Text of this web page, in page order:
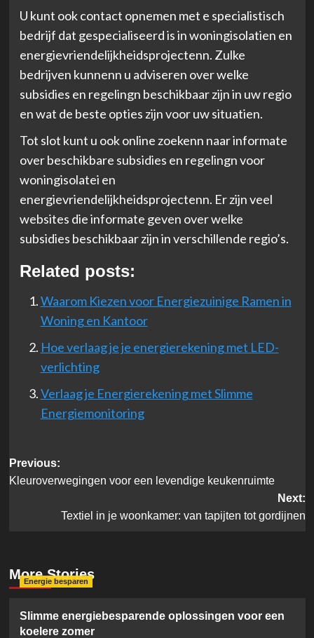
U kunt ook contact opnemen met e specialistisch
bedrijf dat gespecialiseerd is in woningisolatien en
energievriendelijkheidsprojectenn. Zulke
bedrijven kunnenn u adviseren over welke
subsidies en regelingn beschikbaar zijn in uw regio
en wat de beste opties zijn voor uw situatien.
Tot slot kunt u ook online zoekenn naar informate
over beschikbare subsidies en regelingn voor
woningisolatei en
energievriendelijkheidsprojectenn. Er zijn veel
websites die informate geven over welke
subsidies beschikbaar zijn in verschillende regio’s.
Related posts:
Waarom Kiezen voor Energiezuinige Ramen in
Woning en Kantoor
Hoe verlaag je je energierekening met LED-
verlichting
Verlaag je Energierekening met Slimme
Energiemonitoring
Post
navigation
Previous:
Kleuroverwegingen voor een levendige keukenruimte
Next:
Textiel in je woonkamer: van tapijten tot gordijnen
More Stories
Energie besparen
Slimme energiebesparende oplossingen voor een
koelere zomer